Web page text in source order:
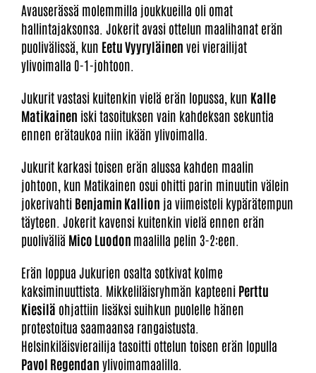
Avauserässä molemmilla joukkueilla oli omat
hallintajaksonsa. Jokerit avasi ottelun maalihanat erän
puolivälissä, kun Eetu Vyyryläinen vei vierailijat
ylivoimalla 0-1-johtoon.
Jukurit vastasi kuitenkin vielä erän lopussa, kun Kalle
Matikainen iski tasoituksen vain kahdeksan sekuntia
ennen erätaukoa niin ikään ylivoimalla.
Jukurit karkasi toisen erän alussa kahden maalin
johtoon, kun Matikainen osui ohitti parin minuutin välein
jokerivahti Benjamin Kallion ja viimeisteli kypärätempun
täyteen. Jokerit kavensi kuitenkin vielä ennen erän
puoliväliä Mico Luodon maalilla pelin 3-2:een.
Erän loppua Jukurien osalta sotkivat kolme
kaksiminuuttista. Mikkeliläisryhmän kapteeni Perttu
Kiesilä ohjattiin lisäksi suihkun puolelle hänen
protestoitua saamaansa rangaistusta.
Helsinkiläisvierailija tasoitti ottelun toisen erän lopulla
Pavol Regendan ylivoimamaalilla.